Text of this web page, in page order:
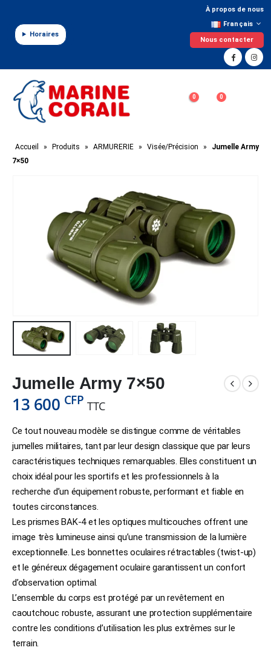
Horaires
À propos de nous
Français
Nous contacter
0 0
Accueil » Produits » ARMURERIE » Visée/Précision »
Jumelle Army
7×50
Jumelle Army 7×50
13 600 CFP TTC
Ce tout nouveau modèle se distingue comme de véritables
jumelles militaires, tant par leur design classique que par leurs
caractéristiques techniques remarquables. Elles constituent un
choix idéal pour les sportifs et les professionnels à la
recherche d’un équipement robuste, performant et fiable en
toutes circonstances.
Les prismes BAK-4 et les optiques multicouches offrent une
image très lumineuse ainsi qu’une transmission de la lumière
exceptionnelle. Les bonnettes oculaires rétractables (twist-up)
et le généreux dégagement oculaire garantissent un confort
d’observation optimal.
L’ensemble du corps est protégé par un revêtement en
caoutchouc robuste, assurant une protection supplémentaire
contre les conditions d’utilisation les plus extrêmes sur le
terrain.